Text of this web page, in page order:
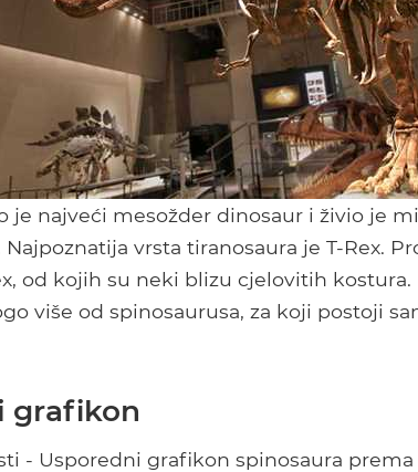
je najveći mesožder dinosaur i živio je
Najpoznatija vrsta tiranosaura je T-Rex.
od kojih su neki blizu cjelovitih kostura.
više od spinosaurusa, za koji postoji
grafikon
- Usporedni grafikon spinosaura prema